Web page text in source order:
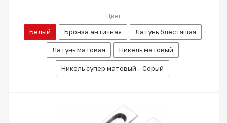
Цвет
Белый Бронза античная Латунь блестящая
Латунь матовая Никель матовый
Никель супер матовый - Серый